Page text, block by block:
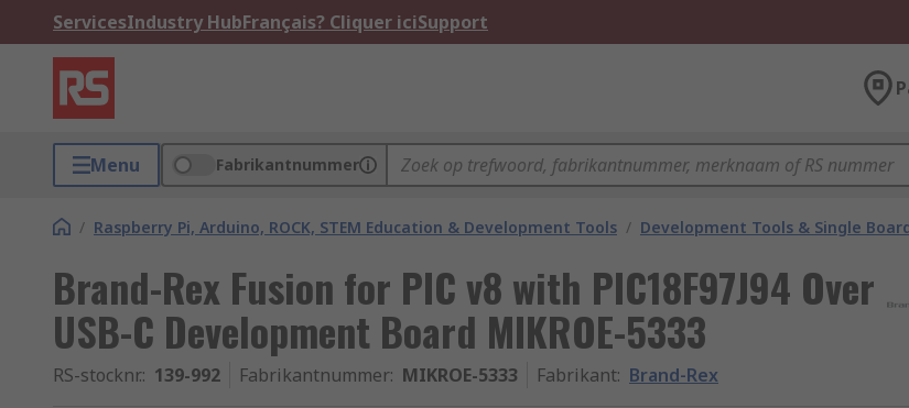
ServicesIndustry HubFrançais? Cliquer iciSupport
Menu Fabrikantnummer
/ Raspberry Pi, Arduino, ROCK, STEM Education & Development Tools / Development Tools & Single
Brand-Rex Fusion for PIC v8 with PIC18F97J94 Over
USB-C Development Board MIKROE-5333
RS-stocknr.: 139-992 Fabrikantnummer: MIKROE-5333 Fabrikant: Brand-Rex